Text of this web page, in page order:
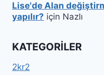
Lise'de Alan
yapılır? için Nazlı
KATEGORILER
2kr2